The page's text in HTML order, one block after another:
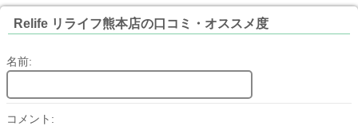
Relife リライフ熊本店の口コミ・オススメ度
名前:
コメント: